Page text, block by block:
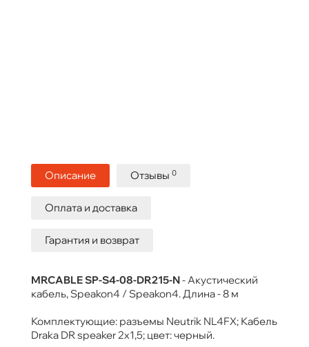
Описание Отзывы 0
Оплата и доставка
Гарантия и возврат
MRCABLE SP-S4-08-DR215-N- Акустический
кабель, Speakon4 / Speakon4. Длина - 8 м
Комплектующие: разъемы Neutrik NL4FX; Кабель
Draka DR speaker 2x1,5; цвет: черный.